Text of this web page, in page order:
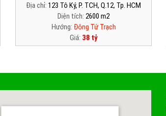
Địa chỉ: 123 Tô Ký, P. TCH, Q.12, Tp. HCM
Diện tích: 2600 m2
Hướng: Đông Tứ Trạch
Giá: 38 tỷ